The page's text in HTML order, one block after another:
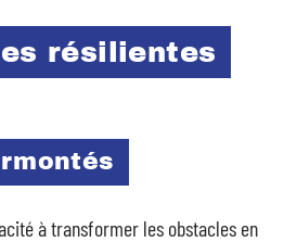
résilientes
à transformer les obstacles en